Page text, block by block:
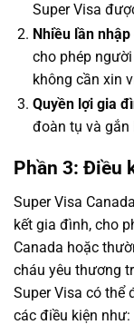
Super Visa
Nhiều lần nhập
cho phép
không cần xin
Quyền lợi gia
đoàn tụ và gắn
Phần 3: Điều
Super Visa
kết gia đình, cho
Canada hoặc
cháu yêu thương
Super Visa có thể
các điều kiện như: